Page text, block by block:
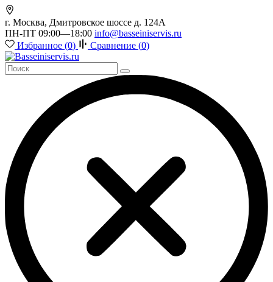
г. Москва, Дмитровское шоссе д. 124А
ПН-ПТ 09:00—18:00 info@basseiniservis.ru
Избранное (0) Сравнение (0)